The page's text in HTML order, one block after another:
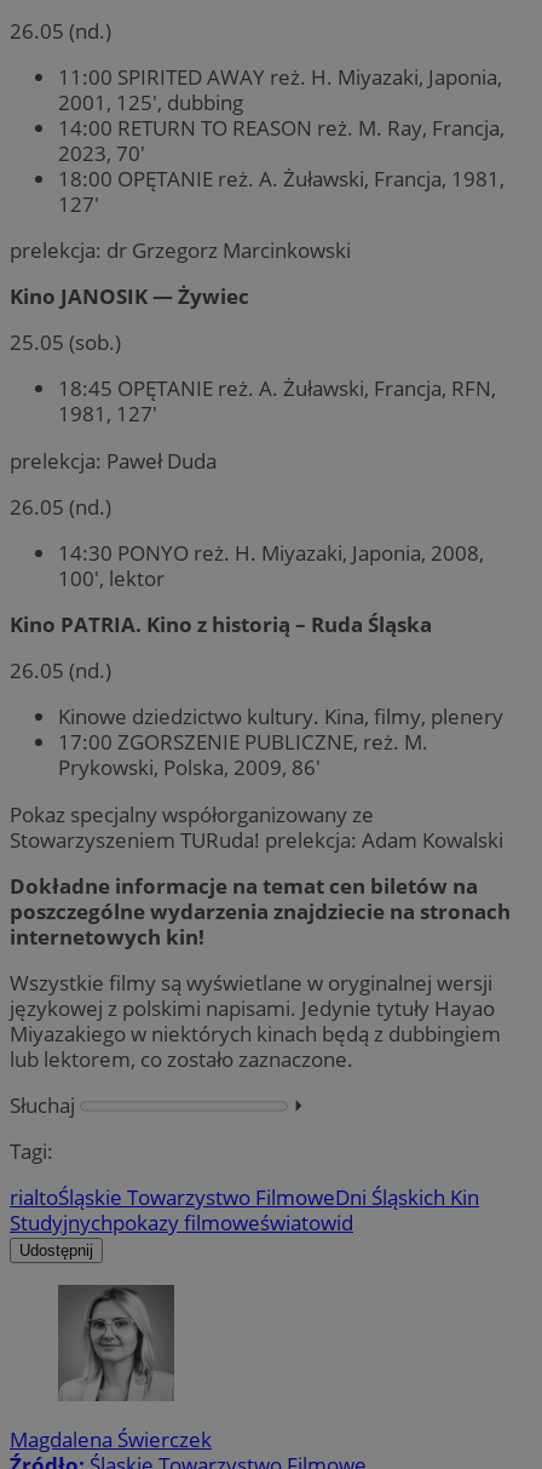
26.05 (nd.)
11:00 SPIRITED AWAY reż. H. Miyazaki, Japonia,
2001, 125′, dubbing
14:00 RETURN TO REASON reż. M. Ray, Francja,
2023, 70′
18:00 OPĘTANIE reż. A. Żuławski, Francja, 1981,
127′
prelekcja: dr Grzegorz Marcinkowski
Kino JANOSIK — Żywiec
25.05 (sob.)
18:45 OPĘTANIE reż. A. Żuławski, Francja, RFN,
1981, 127′
prelekcja: Paweł Duda
26.05 (nd.)
14:30 PONYO reż. H. Miyazaki, Japonia, 2008,
100′, lektor
Kino PATRIA. Kino z historią – Ruda Śląska
26.05 (nd.)
Kinowe dziedzictwo kultury. Kina, filmy, plenery
17:00 ZGORSZENIE PUBLICZNE, reż. M.
Prykowski, Polska, 2009, 86′
Pokaz specjalny współorganizowany ze
Stowarzyszeniem TURuda! prelekcja: Adam Kowalski
Dokładne informacje na temat cen biletów na
poszczególne wydarzenia znajdziecie na stronach
internetowych kin!
Wszystkie filmy są wyświetlane w oryginalnej wersji
językowej z polskimi napisami. Jedynie tytuły Hayao
Miyazakiego w niektórych kinach będą z dubbingiem
lub lektorem, co zostało zaznaczone.
Słuchaj
⏵︎
Tagi:
rialtoŚląskie Towarzystwo FilmoweDni Śląskich Kin
Studyjnychpokazy filmoweświatowid
Udostępnij
Magdalena Świerczek